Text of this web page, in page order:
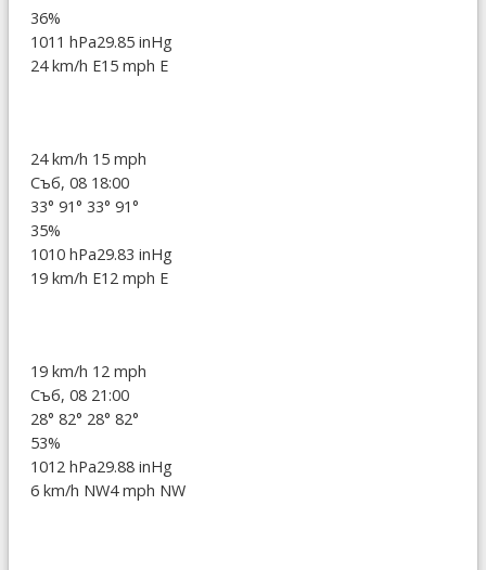
36%
1011 hPa29.85 inHg
24 km/h E15 mph E
24 km/h 15 mph
Съб, 08 18:00
33° 91° 33° 91°
35%
1010 hPa29.83 inHg
19 km/h E12 mph E
19 km/h 12 mph
Съб, 08 21:00
28° 82° 28° 82°
53%
1012 hPa29.88 inHg
6 km/h NW4 mph NW